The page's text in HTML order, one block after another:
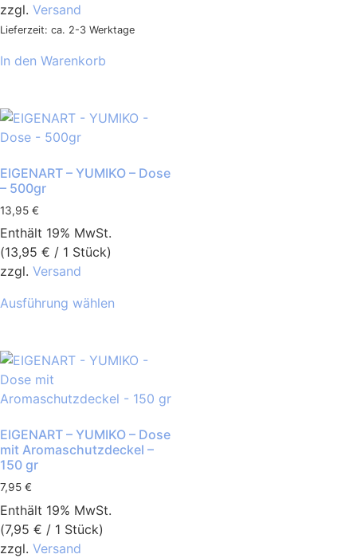
zzgl. Versand
Lieferzeit: ca. 2-3 Werktage
In den Warenkorb
EIGENART – YUMIKO – Dose
– 500gr
13,95 €
Enthält 19% MwSt.
(13,95 € / 1 Stück)
zzgl. Versand
Ausführung wählen
EIGENART – YUMIKO – Dose
mit Aromaschutzdeckel –
150 gr
7,95 €
Enthält 19% MwSt.
(7,95 € / 1 Stück)
zzgl. Versand